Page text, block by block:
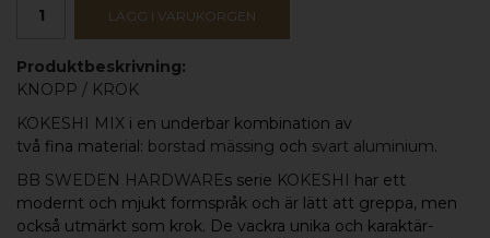
LÄGG I VARUKORGEN
Produktbeskrivning:
KNOPP / KROK
KOKESHI MIX i en underbar kombination av
två fina material: borstad mässing och svart aluminium.
BB SWEDEN HARDWAREs serie KOKESHI
har ett
modernt och mjukt formspråk och är lätt att greppa, men
också utmärkt som krok. De vackra unika och karaktär-